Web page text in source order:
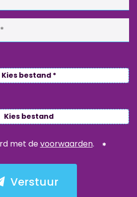
Kies bestand *
Kies bestand
met devoorwaarden.
Verstuur